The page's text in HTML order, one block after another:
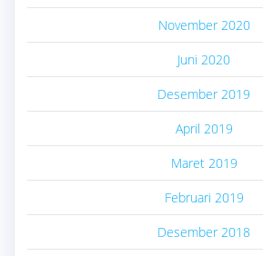
November 2020
Juni 2020
Desember 2019
April 2019
Maret 2019
Februari 2019
Desember 2018